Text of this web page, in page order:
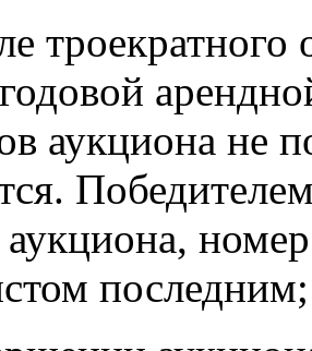
аукциона не
последним;